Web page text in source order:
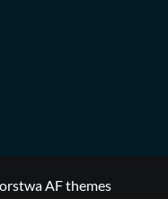
AF themes